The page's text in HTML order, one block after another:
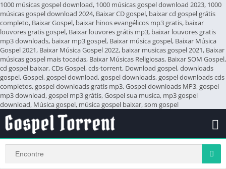
1000 músicas gospel download, 1000 músicas gospel download 2023, 1000
músicas gospel download 2024, Baixar CD gospel, baixar cd gospel grátis
completo, Baixar Gospel, baixar hinos evangélicos mp3 gratis, baixar
louvores gratis gospel, Baixar louvores grátis mp3, baixar louvores gratis
mp3 downloads, baixar mp3 gospel, Baixar música gospel, Baixar Música
Gospel 2021, Baixar Música Gospel 2022, baixar musicas gospel 2021, Baixar
músicas gospel mais tocadas, Baixar Músicas Religiosas, Baixar SOM Gospel,
cd gospel baixar, CDs Gospel, cds-torrent, Download gospel, downloads
gospel, Gospel, gospel download, gospel downloads, gospel downloads cds
completos, gospel downloads gratis mp3, Gospel downloads MP3, gospel
mp3 download, gospel mp3 grátis, Gospel sua musica, mp3 gospel
download, Música gospel, música gospel baixar, som gospel